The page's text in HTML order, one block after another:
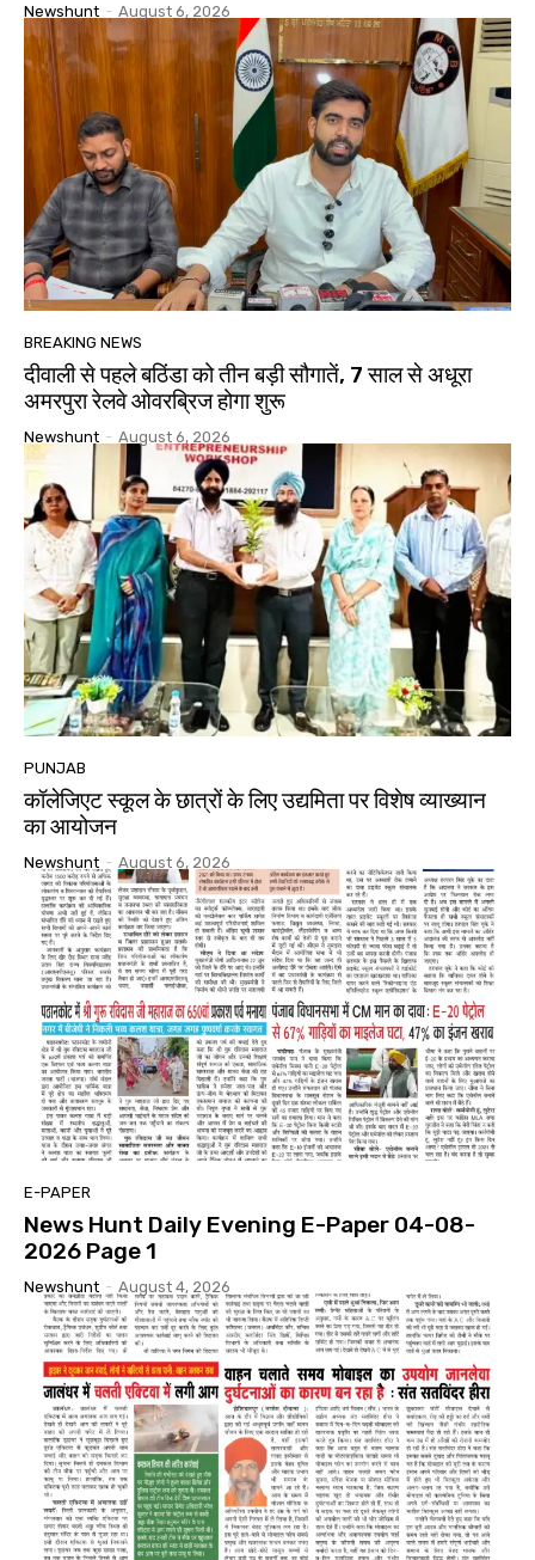
Newshunt - August 6, 2026
BREAKING NEWS
दीवाली से पहले बठिंडा को तीन बड़ी सौगातें, 7 साल से अधूरा
अमरपुरा रेलवे ओवरब्रिज होगा शुरू
Newshunt - August 6, 2026
PUNJAB
कॉलेजिएट स्कूल के छात्रों के लिए उद्यमिता पर विशेष व्याख्यान
का आयोजन
Newshunt - August 6, 2026
E-PAPER
News Hunt Daily Evening E-Paper 04-08-
2026 Page 1
Newshunt - August 4, 2026